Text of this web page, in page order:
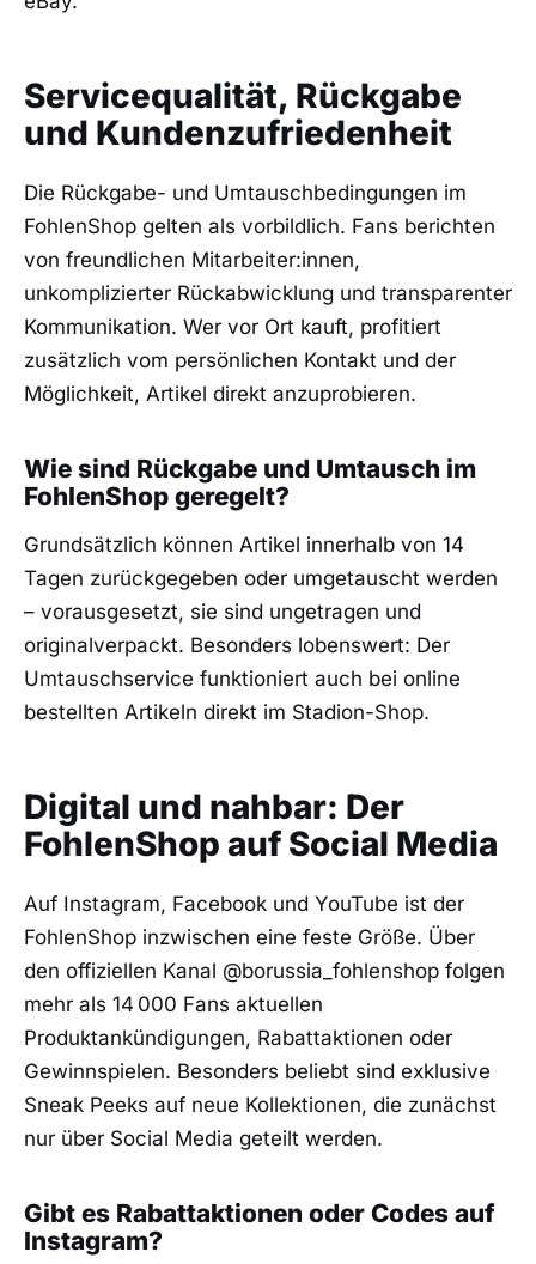
Servicequalität, Rückgabe
und Kundenzufriedenheit
Die Rückgabe- und Umtauschbedingungen im
FohlenShop gelten als vorbildlich. Fans berichten
von freundlichen Mitarbeiter:innen,
unkomplizierter Rückabwicklung und transparenter
Kommunikation. Wer vor Ort kauft, profitiert
zusätzlich vom persönlichen Kontakt und der
Möglichkeit, Artikel direkt anzuprobieren.
Wie sind Rückgabe und Umtausch im
FohlenShop geregelt?
Grundsätzlich können Artikel innerhalb von 14
Tagen zurückgegeben oder umgetauscht werden
– vorausgesetzt, sie sind ungetragen und
originalverpackt. Besonders lobenswert: Der
Umtauschservice funktioniert auch bei online
bestellten Artikeln direkt im Stadion-Shop.
Digital und nahbar: Der
FohlenShop auf Social Media
Auf Instagram, Facebook und YouTube ist der
FohlenShop inzwischen eine feste Größe. Über
den offiziellen Kanal @borussia_fohlenshop folgen
mehr als 14 000 Fans aktuellen
Produktankündigungen, Rabattaktionen oder
Gewinnspielen. Besonders beliebt sind exklusive
Sneak Peeks auf neue Kollektionen, die zunächst
nur über Social Media geteilt werden.
Gibt es Rabattaktionen oder Codes auf
Instagram?